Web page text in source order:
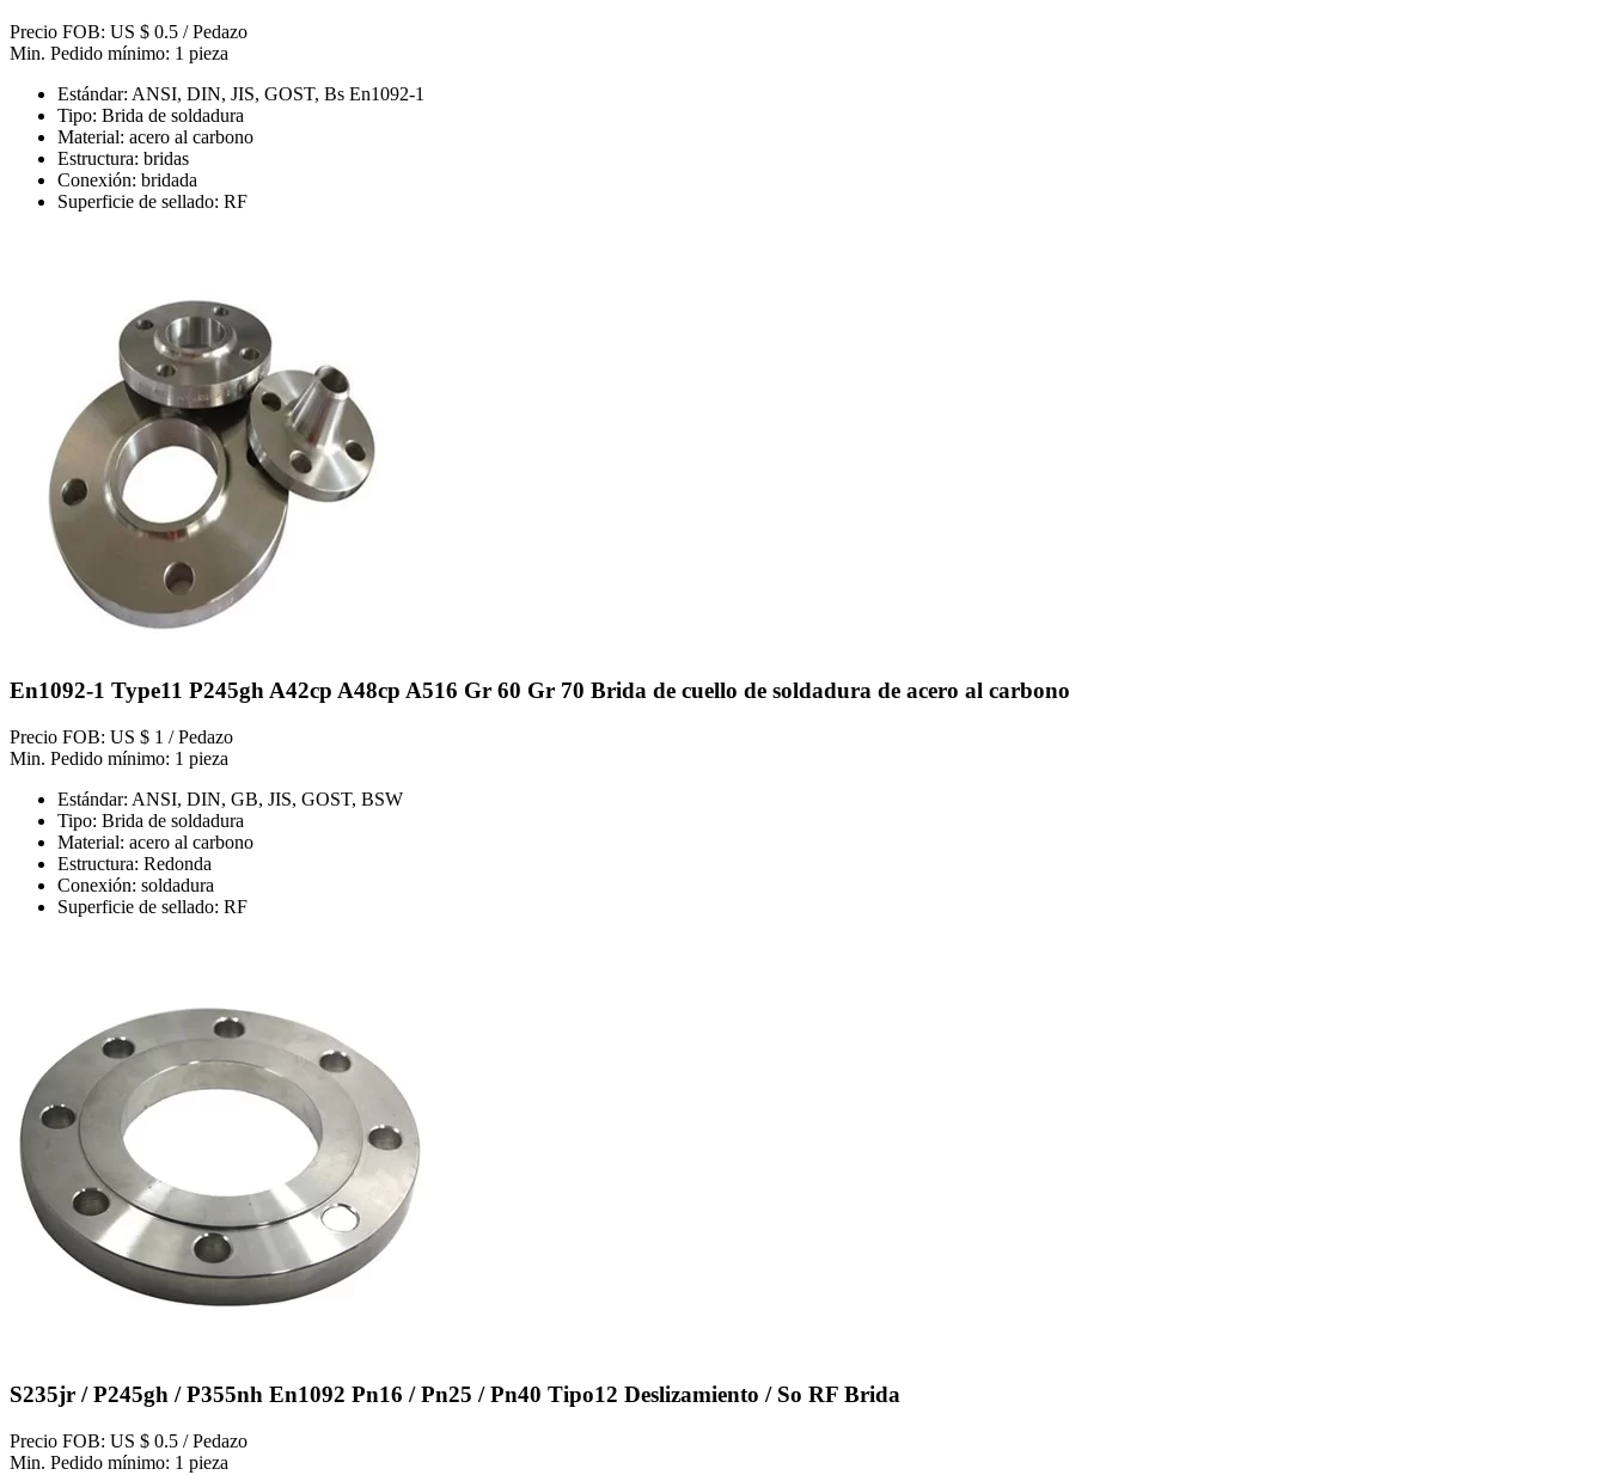
Precio FOB: US $ 0.5 / Pedazo
Min. Pedido mínimo: 1 pieza
Estándar: ANSI, DIN, JIS, GOST, Bs En1092-1
Tipo: Brida de soldadura
Material: acero al carbono
Estructura: bridas
Conexión: bridada
Superficie de sellado: RF
En1092-1 Type11 P245gh A42cp A48cp A516 Gr 60 Gr 70 Brida de cuello de soldadura de acero al carbono
Precio FOB: US $ 1 / Pedazo
Min. Pedido mínimo: 1 pieza
Estándar: ANSI, DIN, GB, JIS, GOST, BSW
Tipo: Brida de soldadura
Material: acero al carbono
Estructura: Redonda
Conexión: soldadura
Superficie de sellado: RF
S235jr / P245gh / P355nh En1092 Pn16 / Pn25 / Pn40 Tipo12 Deslizamiento / So RF Brida
Precio FOB: US $ 0.5 / Pedazo
Min. Pedido mínimo: 1 pieza